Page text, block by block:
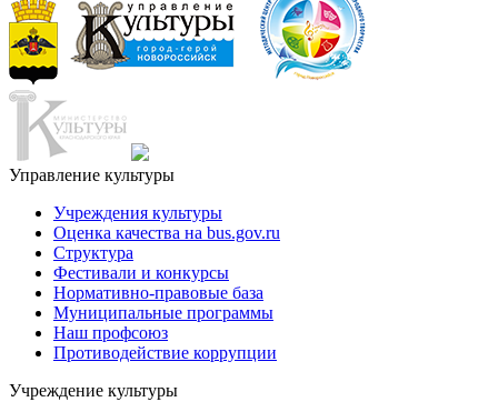
Управление культуры
Учреждения культуры
Оценка качества на bus.gov.ru
Структура
Фестивали и конкурсы
Нормативно-правовые база
Муниципальные программы
Наш профсоюз
Противодействие коррупции
Учреждение культуры